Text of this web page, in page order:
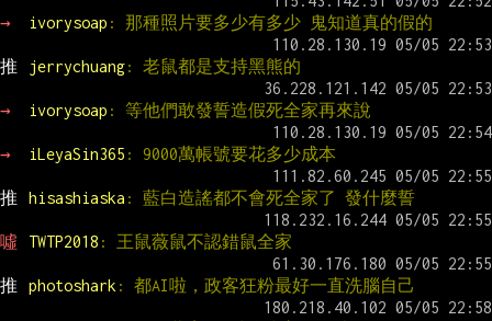
→ ivorysoap : 那種照片要多少有多少 鬼知道真的假的
推 jerrychuang: 老鼠都是支持黑熊的
→ ivorysoap : 等他們敢發誓造假死全家再來說
→ iLeyaSin365 : 9000萬帳號要花多少成本
推 hisashiaska : 藍白造謠都不會死全家了 發什麼誓
噓 TWTP2018 : 王鼠薇鼠不認錯鼠全家
推 photoshark : 都AI啦，政客狂粉最好一直洗腦自己